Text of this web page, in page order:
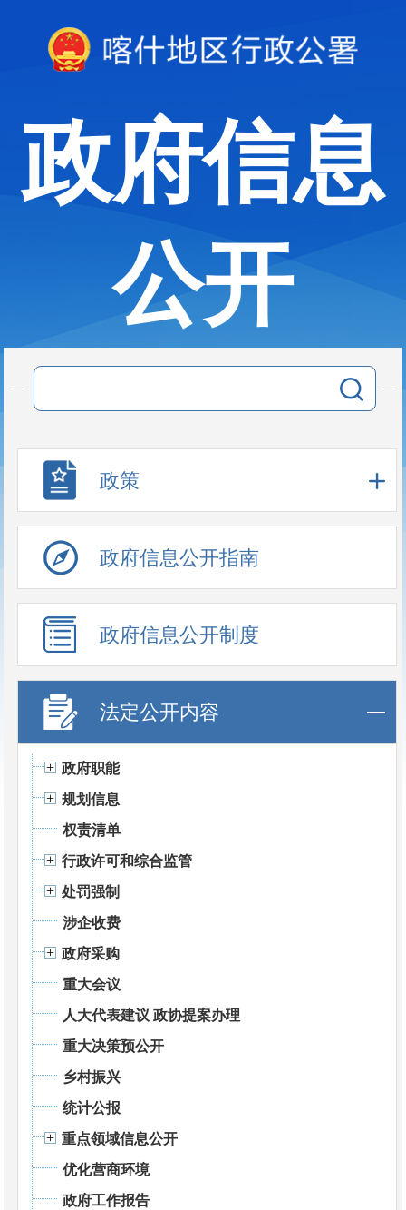
政府信息
公开
政策
政府信息公开指南
政府信息公开制度
法定公开内容
政府职能
规划信息
权责清单
行政许可和综合监管
处罚强制
涉企收费
政府采购
重大会议
人大代表建议 政协提案办理
重大决策预公开
乡村振兴
统计公报
重点领域信息公开
优化营商环境
政府工作报告